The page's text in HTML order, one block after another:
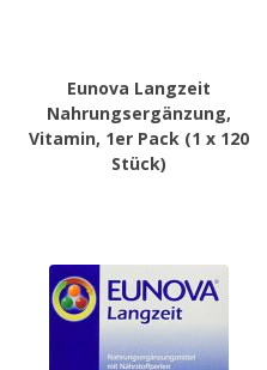
Eunova Langzeit
Nahrungsergänzung,
Vitamin, 1er Pack (1 x 120
Stück)